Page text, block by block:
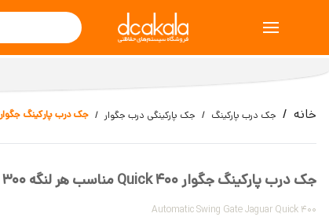
خانه جک درب پارکینگ جک پارکینگی درب جگوار جک درب پارکینگ جگوار Quick 400 مناسب هر لنگه 300 کیلوگرم
جک درب پارکینگ جگوار Quick 400 مناسب هر لنگه 300 کیلوگرم
Automatic Swing Gate Jaguar Quick 400